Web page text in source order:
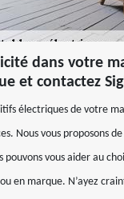
dans votre
et contactez
électriques de votre
Nous vous proposons
vous aider au
en marque. N’ayez